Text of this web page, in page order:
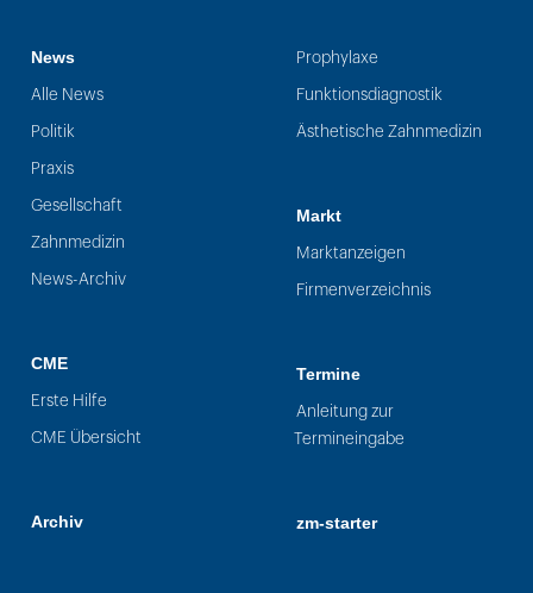
News
Alle News
Politik
Praxis
Gesellschaft
Zahnmedizin
News-Archiv
CME
Erste Hilfe
CME Übersicht
Archiv
Prophylaxe
Funktionsdiagnostik
Ästhetische Zahnmedizin
Markt
Marktanzeigen
Firmenverzeichnis
Termine
Anleitung zur
Termineingabe
zm-starter